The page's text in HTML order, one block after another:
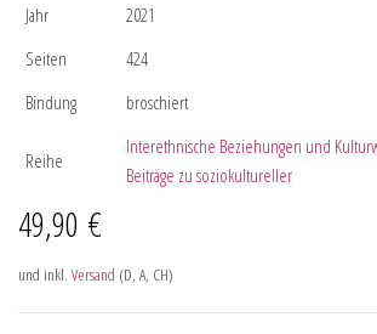
Jahr
2021
Seiten
424
Bindung
broschiert
Reihe
Interethnische Beziehungen und
Beiträge zu soziokultureller
49,90 €
und inkl. Versand (D, A, CH)